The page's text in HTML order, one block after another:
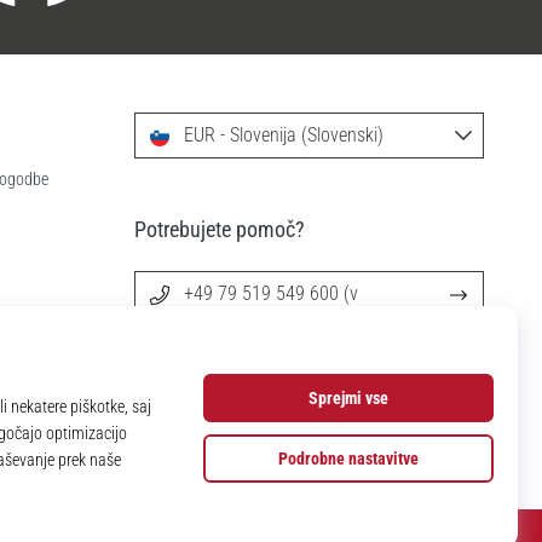
EUR - Slovenija (Slovenski)
Potrebujete pomoč?
+49 79 519 549 600 (v
info@11teamsports.si